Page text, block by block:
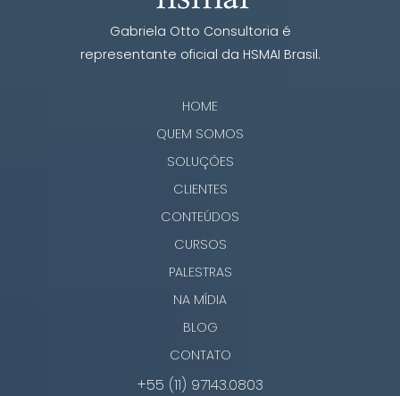
Gabriela Otto Consultoria é
representante oficial da HSMAI Brasil.
HOME
QUEM SOMOS
SOLUÇÕES
CLIENTES
CONTEÚDOS
CURSOS
PALESTRAS
NA MÍDIA
BLOG
CONTATO
+55 (11) 97143.0803